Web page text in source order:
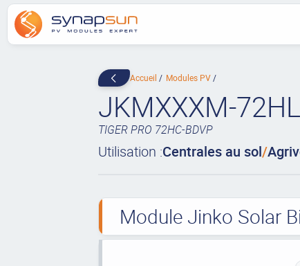
Accueil Modules PV
JKMXXXM-
TIGER PRO 72HC-BDVP
Utilisation :Centrales au sol/
Module Jinko Solar